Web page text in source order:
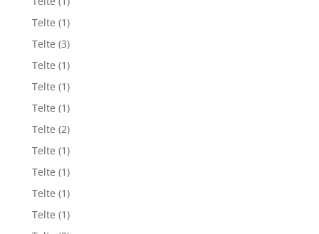
Telte (1)
Telte (3)
Telte (1)
Telte (1)
Telte (1)
Telte (2)
Telte (1)
Telte (1)
Telte (1)
Telte (1)